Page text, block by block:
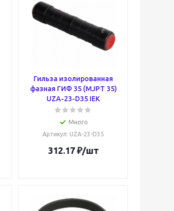
Гильза изолированная
фазная ГИФ 35 (MJPT 35)
UZA-23-D35 IEK
Много
Артикул: UZA-23-D35
312.17₽/шт